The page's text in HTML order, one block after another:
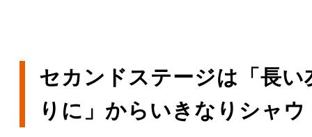
セカンドステージは「長い
りに」からいきなりシャウ